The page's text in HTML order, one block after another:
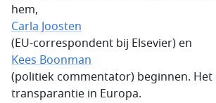
hem,
Carla Joosten
(EU-correspondent bij Elsevier) en
Kees Boonman
(politiek commentator) beginnen.
transparantie in Europa.